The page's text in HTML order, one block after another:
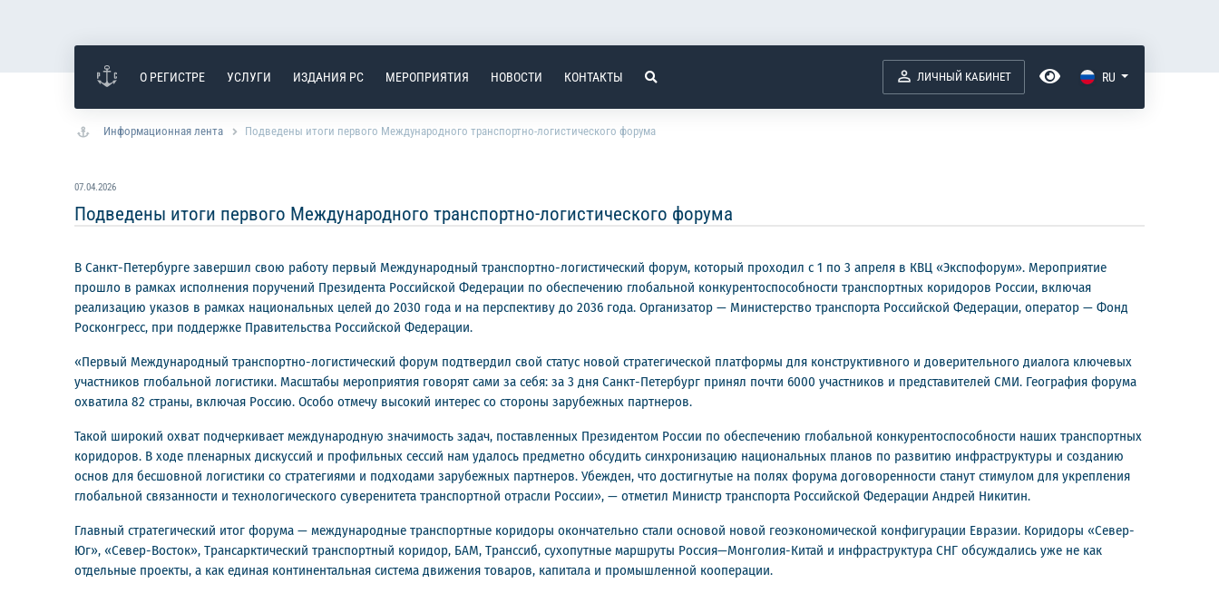
О РЕГИСТРЕ УСЛУГИ ИЗДАНИЯ РС МЕРОПРИЯТИЯ НОВОСТИ КОНТАКТЫ ЛИЧНЫЙ КАБИНЕТ RU
Информационная лента Подведены итоги первого Международного транспортно-логистического форума
07.04.2026
Подведены итоги первого Международного транспортно-логистического форума
В Санкт-Петербурге завершил свою работу первый Международный транспортно-логистический форум, который проходил с 1 по 3 апреля в КВЦ «Экспофорум». Мероприятие
прошло в рамках исполнения поручений Президента Российской Федерации по обеспечению глобальной конкурентоспособности транспортных коридоров России, включая
реализацию указов в рамках национальных целей до 2030 года и на перспективу до 2036 года. Организатор — Министерство транспорта Российской Федерации, оператор — Фонд
Росконгресс, при поддержке Правительства Российской Федерации.
«Первый Международный транспортно-логистический форум подтвердил свой статус новой стратегической платформы для конструктивного и доверительного диалога ключевых
участников глобальной логистики. Масштабы мероприятия говорят сами за себя: за 3 дня Санкт-Петербург принял почти 6000 участников и представителей СМИ. География форума
охватила 82 страны, включая Россию. Особо отмечу высокий интерес со стороны зарубежных партнеров.
Такой широкий охват подчеркивает международную значимость задач, поставленных Президентом России по обеспечению глобальной конкурентоспособности наших транспортных
коридоров. В ходе пленарных дискуссий и профильных сессий нам удалось предметно обсудить синхронизацию национальных планов по развитию инфраструктуры и созданию
основ для бесшовной логистики со стратегиями и подходами зарубежных партнеров. Убежден, что достигнутые на полях форума договоренности станут стимулом для укрепления
глобальной связанности и технологического суверенитета транспортной отрасли России», — отметил Министр транспорта Российской Федерации Андрей Никитин.
Главный стратегический итог форума — международные транспортные коридоры окончательно стали основой новой геоэкономической конфигурации Евразии. Коридоры «Север-
Юг», «Север-Восток», Трансарктический транспортный коридор, БАМ, Транссиб, сухопутные маршруты Россия—Монголия-Китай и инфраструктура СНГ обсуждались уже не как
отдельные проекты, а как единая континентальная система движения товаров, капитала и промышленной кооперации.